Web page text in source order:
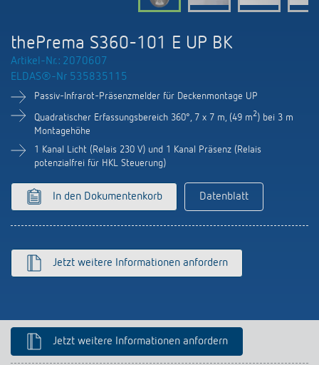
Smart Metering
Referenzen
Apps von Theben
Stromstossschalter: Licht effizient
schalten
Ausstellung, Präsentation und Schulung
Nachhaltigkeit
Karriere bei ThebenHTS
Verbände und Institutionen
Umwelt
Design
Historie
Ansprechpartnersuche Schweiz
Vertrieb Weltweit
Anfahrt
Newsletter
thePrema S360-101 E UP BK
Artikel-Nr.: 2070607
ELDAS®-Nr 535835115
Passiv-Infrarot-Präsenzmelder für Deckenmontage UP
Quadratischer Erfassungsbereich 360°, 7 x 7 m, (49 m2) bei 3 m
Montagehöhe
1 Kanal Licht (Relais 230 V) und 1 Kanal Präsenz (Relais
potenzialfrei für HKL Steuerung)
In den Dokumentenkorb Datenblatt
Jetzt weitere Informationen anfordern
Jetzt weitere Informationen anfordern